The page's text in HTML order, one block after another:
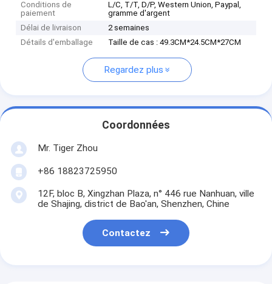
Conditions de
paiement
L/C, T/T, D/P, Western Union, Paypal,
gramme d'argent
Délai de livraison
2 semaines
Détails d'emballage
Taille de cas : 49.3CM*24.5CM*27CM
Regardez plus
Coordonnées
Mr. Tiger Zhou
+86 18823725950
12F, bloc B, Xingzhan Plaza, n° 446 rue Nanhuan, ville
de Shajing, district de Bao'an, Shenzhen, Chine
Contactez